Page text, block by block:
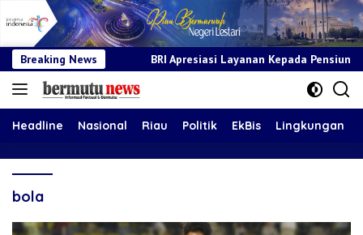
Breaking NewsBRI Apresiasi Layanan Kepada Pensiunan Jadi Bukti
Headline Nasional Riau Politik EkBis Lingkungan
bola